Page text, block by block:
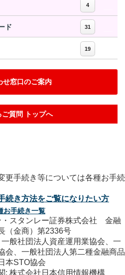
4
ド 31
19
せ窓口のご案内
ご質問 トップへ
続き方法をご覧になりたい方
お手続き一覧
・スタンレー証券株式会社 金融
（金商）第2336号
般社団法人資産運用業協会、一
会、一般社団法人第二種金融商品
本STO協会
: 株式会社日本信用情報機構